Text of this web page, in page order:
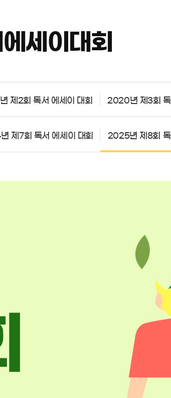
세이대회
제2회 독서 에세이 대회 2020년 제3회 독
제7회 독서 에세이 대회 2025년 제8회 독